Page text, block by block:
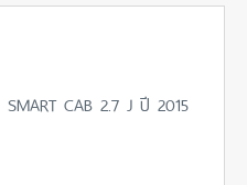
SMART CAB 2.7 J ปี 2015